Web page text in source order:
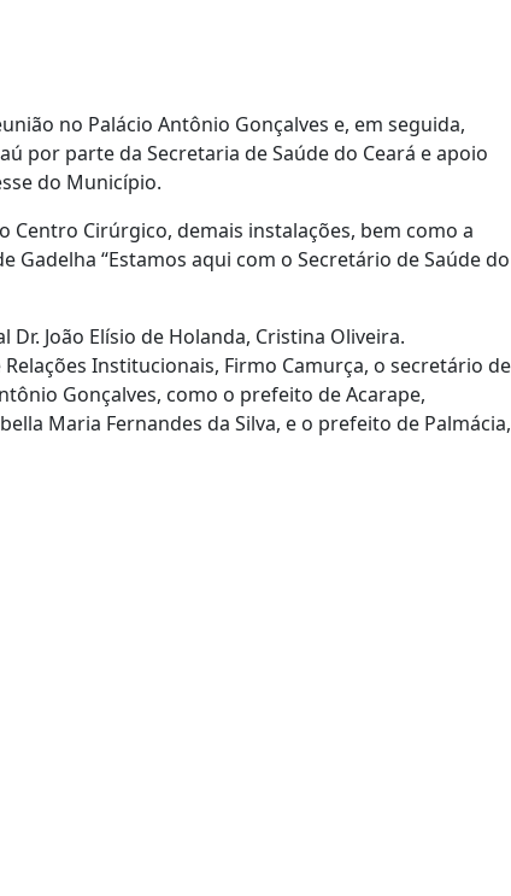
no Palácio Antônio Gonçalves e, em seguida,
por parte da Secretaria de Saúde do Ceará e apoio
do Município.
Centro Cirúrgico, demais instalações, bem como a
“Estamos aqui com o Secretário de Saúde do
João Elísio de Holanda, Cristina Oliveira.
Institucionais, Firmo Camurça, o secretário de
Gonçalves, como o prefeito de Acarape,
Maria Fernandes da Silva, e o prefeito de Palmácia,